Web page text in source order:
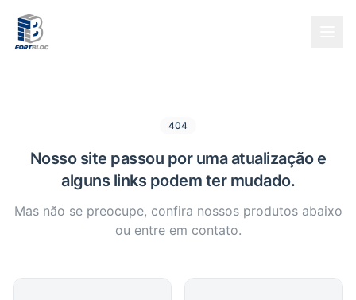
404
Nosso site passou por uma atualização e
alguns links podem ter mudado.
Mas não se preocupe, confira nossos produtos abaixo
ou entre em contato.